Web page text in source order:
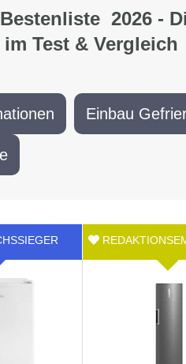
2026 -
Test & Vergleich
Einbau